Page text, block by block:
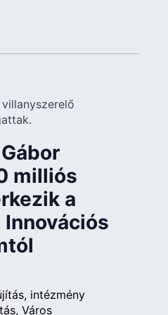
milliós
a
intézmény
Város